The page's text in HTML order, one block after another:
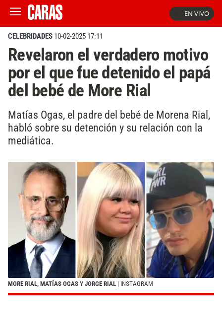
EN VIVO
CELEBRIDADES 10-02-2025 17:11
Revelaron el verdadero motivo
por el que fue detenido el papá
del bebé de More Rial
Matías Ogas, el padre del bebé de Morena Rial,
habló sobre su detención y su relación con la
mediática.
MORE RIAL, MATÍAS OGAS Y JORGE RIAL | INSTAGRAM